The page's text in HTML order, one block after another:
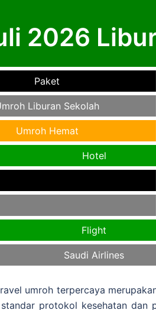
2026
Paket
Liburan Sekolah
Umroh Hemat
Hotel
Flight
Saudi Airlines
umroh terpercaya
protokol kesehatan dan